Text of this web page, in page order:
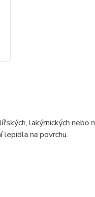
lakýrnických nebo
na povrchu.